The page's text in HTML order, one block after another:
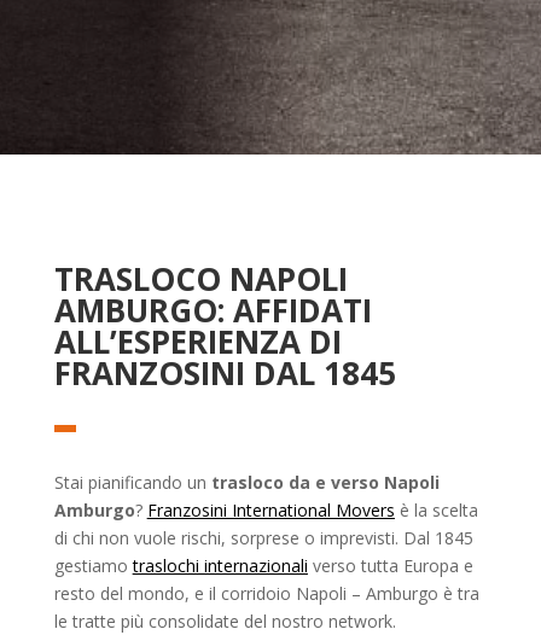
TRASLOCO NAPOLI
AMBURGO: AFFIDATI
ALL’ESPERIENZA DI
FRANZOSINI DAL 1845
Stai pianificando un trasloco da e verso Napoli
Amburgo? Franzosini International Movers è la scelta
di chi non vuole rischi, sorprese o imprevisti. Dal 1845
gestiamotraslochi internazionali verso tutta Europa e
resto del mondo, e il corridoio Napoli – Amburgo è tra
le tratte più consolidate del nostro network.